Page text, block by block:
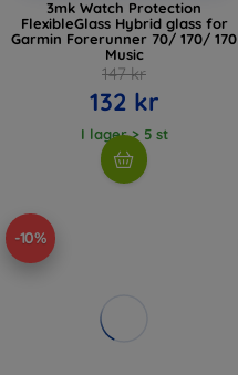
3mk Watch Protection
FlexibleGlass Hybrid glass for
Garmin Forerunner 70/ 170/ 170
Music
147 kr
132 kr
I lager > 5 st
-10%